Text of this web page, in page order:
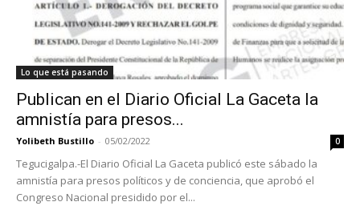
Lo que está pasando
Publican en el Diario Oficial La Gaceta la
amnistía para presos...
Yolibeth Bustillo - 05/02/2022 0
Tegucigalpa.-El Diario Oficial La Gaceta publicó este sábado la
amnistía para presos políticos y de conciencia, que aprobó el
Congreso Nacional presidido por el...